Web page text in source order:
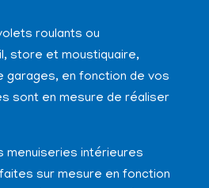
roulants ou
store et moustiquaire,
garages, en fonction de vos
sont en mesure de réaliser
menuiseries intérieures
sur mesure en fonction